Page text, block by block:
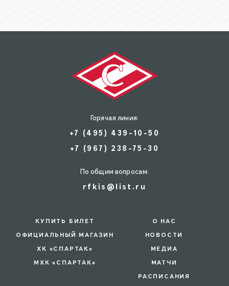
Горячая линия:
+7 (495) 439-10-50
+7 (967) 238-75-30
По общим вопросам:
rfkis@list.ru
КУПИТЬ БИЛЕТ
ОФИЦИАЛЬНЫЙ МАГАЗИН
ХК «СПАРТАК»
МХК «СПАРТАК»
О НАС
НОВОСТИ
МЕДИА
МАТЧИ
РАСПИСАНИЯ